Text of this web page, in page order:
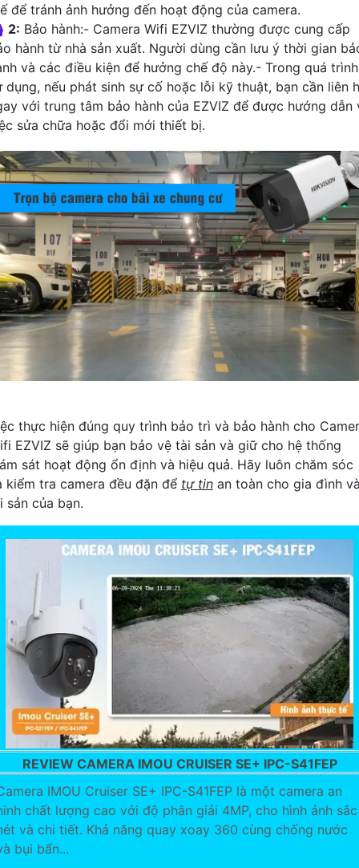
để tránh ảnh hưởng đến hoạt động của camera.
2: Bảo hành:- Camera Wifi EZVIZ thường được cung cấp
hành từ nhà sản xuất. Người dùng cần lưu ý thời gian
và các điều kiện để hưởng chế độ này.- Trong quá trình
dụng, nếu phát sinh sự cố hoặc lỗi kỹ thuật, bạn cần liên
với trung tâm bảo hành của EZVIZ để được hướng dẫn
sửa chữa hoặc đổi mới thiết bị.
thực hiện đúng quy trình bảo trì và bảo hành cho
EZVIZ sẽ giúp bạn bảo vệ tài sản và giữ cho hệ thống
sát hoạt động ổn định và hiệu quả. Hãy luôn chăm sóc
kiểm tra camera đều đặn để tự tin an toàn cho gia đình
sản của bạn.
REVIEW CAMERA IMOU CRUISER SE+ IPC-S41FEP
IMOU Cruiser SE+ IPC-S41FEP là một camera an
chất lượng cao với độ phân giải 4MP, cho hình ảnh sắc
và chi tiết. Khả năng quay xoay 360 cùng chống nước
bụi bẩn...